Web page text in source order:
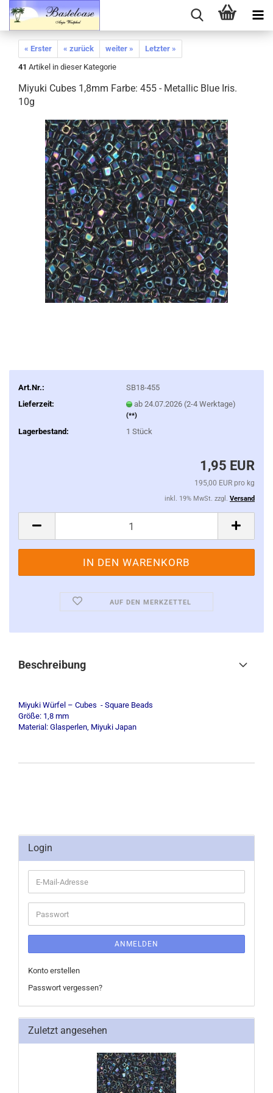
« Erster « zurück weiter »
Letzter »
41 Artikel in dieser Kategorie
Miyuki Cubes 1,8mm Farbe: 455 - Metallic Blue Iris.
10g
Art.Nr.:
SB18-455
Lieferzeit:
ab 24.07.2026 (2-4 Werktage)
(**)
Lagerbestand: 1 Stück
1,95 EUR
195,00 EUR pro kg
inkl. 19% MwSt. zzgl. Versand
AUF DEN MERKZETTEL
Beschreibung
Miyuki Würfel – Cubes - Square Beads
Größe: 1,8 mm
Material: Glasperlen, Miyuki Japan
Login
E-
Mail-
Adresse
Passwort
ANMELDEN
Konto erstellen
Passwort vergessen?
Zuletzt angesehen